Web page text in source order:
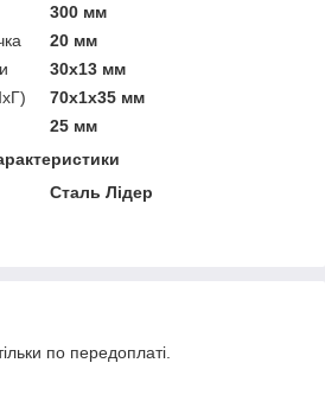
300 мм
20 мм
30х13 мм
70х1х35 мм
25 мм
Сталь Лідер
по передоплаті.